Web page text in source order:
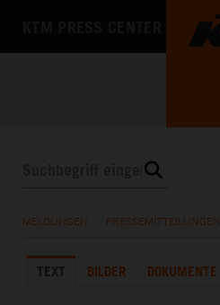
MEDIA
MELDUNGEN PRESSEMITTEILUNGEN
TEXT BILDER DOKUMENTE